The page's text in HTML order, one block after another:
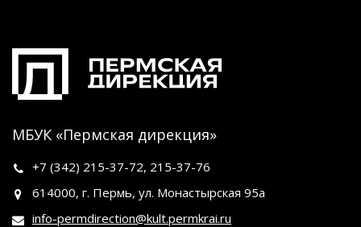
МБУК «Пермская дирекция»
+7 (342) 215-37-72, 215-37-76
614000, г. Пермь, ул. Монастырская 95а
info-permdirection@kult.permkrai.ru